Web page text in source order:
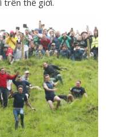
trên thế giới.